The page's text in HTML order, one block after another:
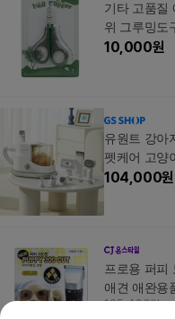
기타 고품질
위 그루밍도
용용품
10,000원
유원트 강아
펫케어 고양
104,000원
프로용 퍼피
애견 애완용
125,400원